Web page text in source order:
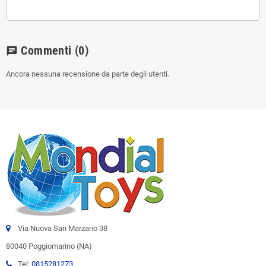
chat Commenti (0)
Ancora nessuna recensione da parte degli utenti.
Via Nuova San Marzano 38
80040 Poggiomarino (NA)
Tel: 0815281273